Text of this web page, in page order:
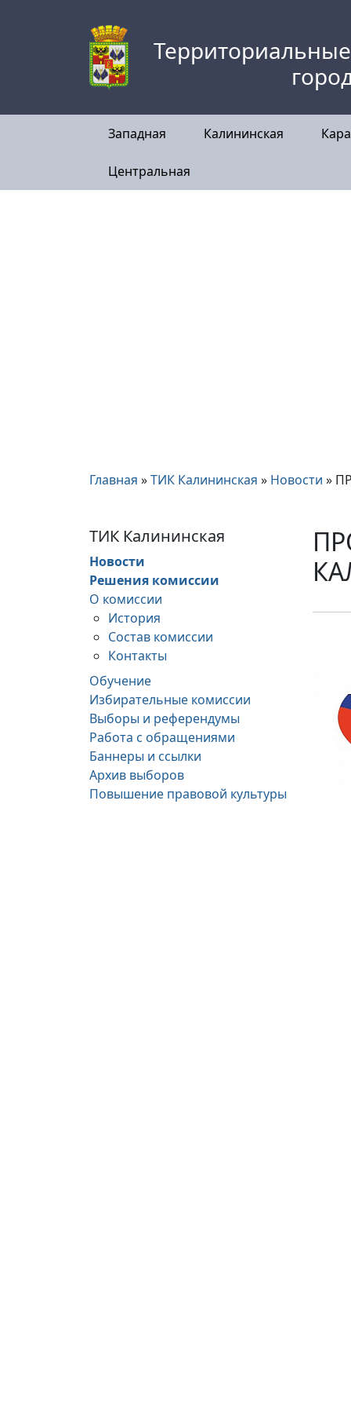
Западная Калининская
Центральная
Главная »ТИК Калининская » Новости »
ТИК Калининская
Новости
Решения комиссии
О комиссии
История
Состав комиссии
Контакты
Обучение
Избирательные комиссии
Выборы и референдумы
Работа с обращениями
Баннеры и ссылки
Архив выборов
Повышение правовой культуры